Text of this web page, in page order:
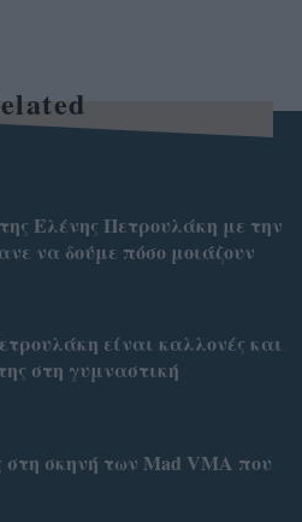
Ελένης Πετρουλάκη με την
να δούμε πόσο μοιάζουν
είναι καλλονές και
στη γυμναστική
στη σκηνή των Mad VMA που